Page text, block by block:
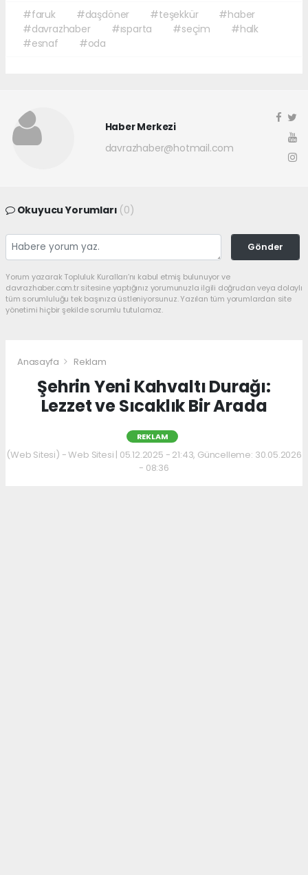
#faruk #daşdöner #teşekkür
#haber
#davrazhaber
#ısparta #seçim
#halk
#esnaf
#oda
Haber Merkezi
davrazhaber@hotmail.com
Okuyucu Yorumları (0)
Gönder
Yorum yazarak Topluluk Kuralları’nı kabul etmiş bulunuyor ve
davrazhaber.com.tr sitesine yaptığınız yorumunuzla ilgili doğrudan veya dolaylı
tüm sorumluluğu tek başınıza üstleniyorsunuz. Yazılan tüm yorumlardan site
yönetimi hiçbir şekilde sorumlu tutulamaz.
Anasayfa Reklam
Şehrin Yeni Kahvaltı Durağı:
Lezzet ve Sıcaklık Bir Arada
REKLAM
(Web Sitesi) - Web Sitesi | 05.12.2025 - 21:43, Güncelleme: 30.05.2026
- 08:36